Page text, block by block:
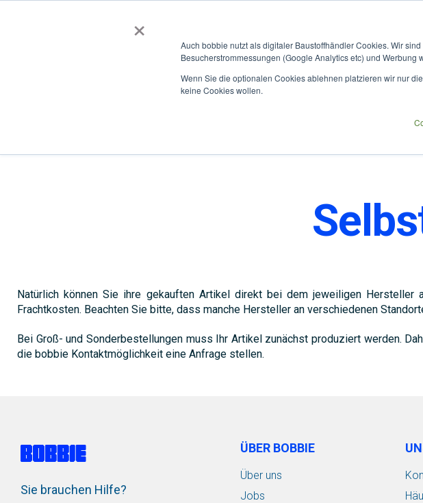
×
Auch bobbie nutzt als digitaler Baustoffhändler Cookies. Wir
Besucherstrommessungen (Google Analytics etc) und Werbung
Wenn Sie die optionalen Cookies ablehnen platzieren wir nur
keine Cookies wollen.
BOBBIEVERSUM
Natürlich können Sie ihre gekauften Artikel direkt bei dem jeweiligen Hersteller
Frachtkosten. Beachten Sie bitte, dass manche Hersteller an verschiedenen
Bei Groß- und Sonderbestellungen muss Ihr Artikel zunächst produziert werden.
die bobbie Kontaktmöglichkeit eine Anfrage stellen.
Sie brauchen Hilfe?
ÜBER BOBBIE
Über uns
Jobs